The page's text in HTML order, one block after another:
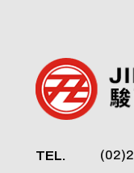
TEL.